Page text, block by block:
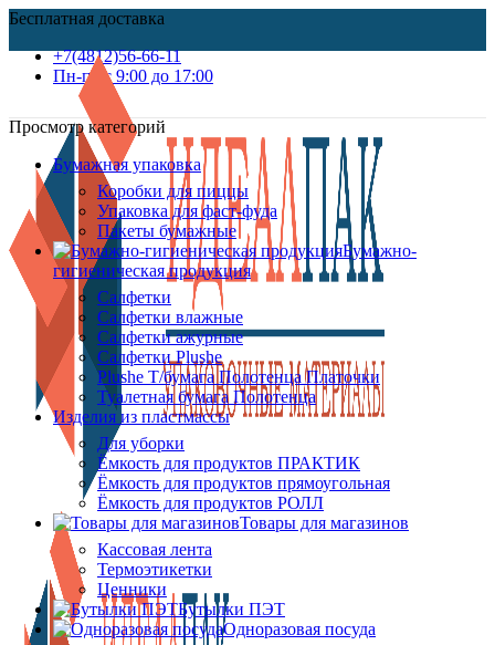
Бесплатная доставка
+7(4812)56-66-11
Пн-пт c 9:00 до 17:00
Просмотр категорий
Бумажная упаковка
Коробки для пиццы
Упаковка для фаст-фуда
Пакеты бумажные
Бумажно-
гигиеническая продукция
Салфетки
Салфетки влажные
Салфетки ажурные
Салфетки Plushe
Plushe Т/бумага Полотенца Платочки
Туалетная бумага Полотенца
Изделия из пластмассы
Для уборки
Ёмкость для продуктов ПРАКТИК
Ёмкость для продуктов прямоугольная
Ёмкость для продуктов РОЛЛ
Товары для магазинов
Кассовая лента
Термоэтикетки
Ценники
Бутылки ПЭТ
Одноразовая посуда